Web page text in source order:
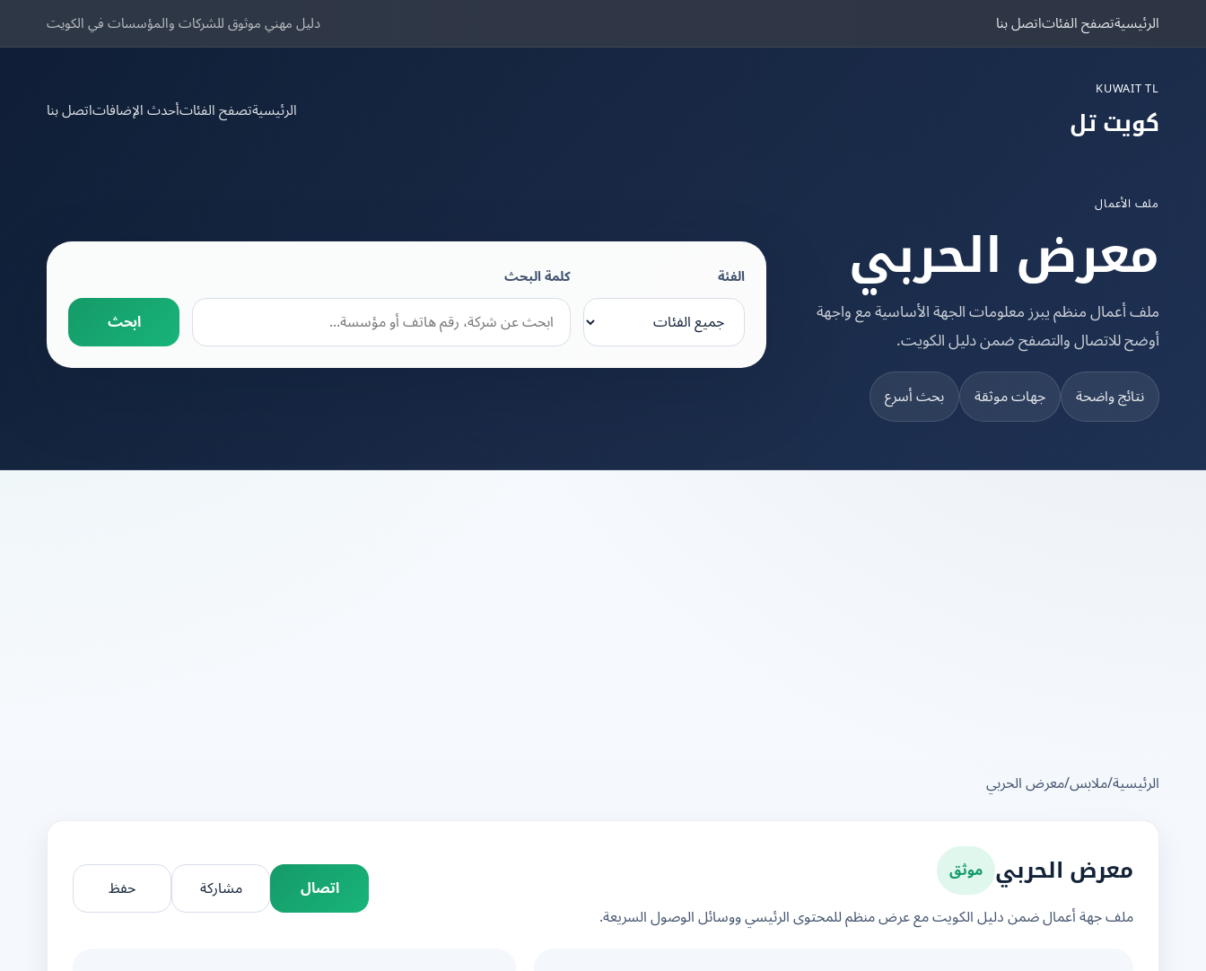
الرئيسيةتصفح الفئاتاتصل بنا دليل مهني موثوق للشركات والمؤسسات في الكويت
KUWAIT TL
كويت تل
الرئيسيةتصفح الفئاتأحدث الإضافاتاتصل بنا
ملف الأعمال
معرض الحربي
ملف أعمال منظم يبرز معلومات الجهة الأساسية مع واجهة
أوضح للاتصال والتصفح ضمن دليل الكويت.
نتائج واضحة جهات موثقة بحث أسرع
الفئة كلمة البحث
ابحث
الرئيسية/ملابس/معرض الحربي
معرض الحربي موثق
ملف جهة أعمال ضمن دليل الكويت مع عرض منظم للمحتوى الرئيسي ووسائل الوصول السريعة.
اتصال مشاركة حفظ